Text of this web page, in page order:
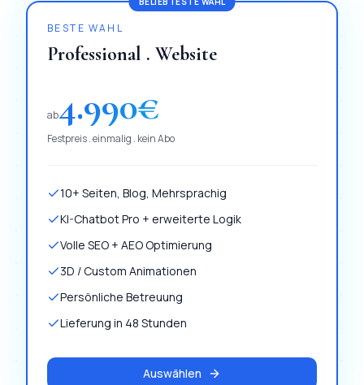
BESTE WAHL
Professional . Website
ab4.990€
Festpreis . einmalig . kein Abo
10+ Seiten, Blog, Mehrsprachig
KI-Chatbot Pro + erweiterte Logik
Volle SEO + AEO Optimierung
3D / Custom Animationen
Persönliche Betreuung
Lieferung in 48 Stunden
Auswählen